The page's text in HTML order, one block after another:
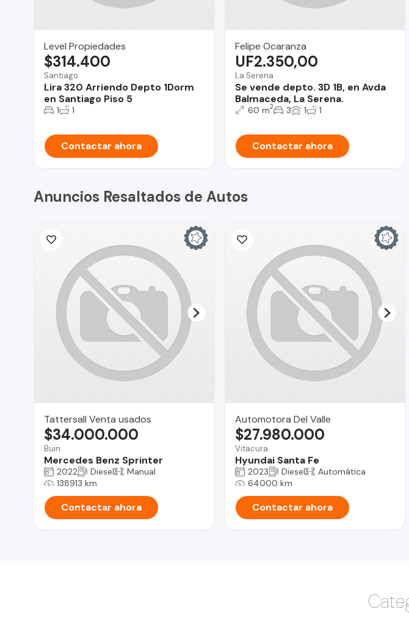
Level Propiedades
Santiago
Lira 320 Arriendo Depto 1Dorm
en Santiago Piso 5
$314.400
1 1
Contactar ahora
Felipe Ocaranza
La Serena
Se vende depto. 3D 1B, en Avda
Balmaceda, La Serena.
UF2.350,00
60 m2 3 1 1
Contactar ahora
Anuncios Resaltados de Autos
Tattersall Venta usados
Buin
Mercedes Benz Sprinter
$34.000.000
2022 Diesel
Manual
138913 km
Contactar ahora
Automotora Del Valle
Vitacura
Hyundai Santa Fe
$27.980.000
2023 Diesel
Automática
64000 km
Contactar ahora